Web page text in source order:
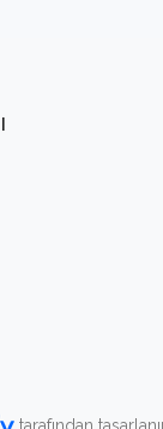
tarafından